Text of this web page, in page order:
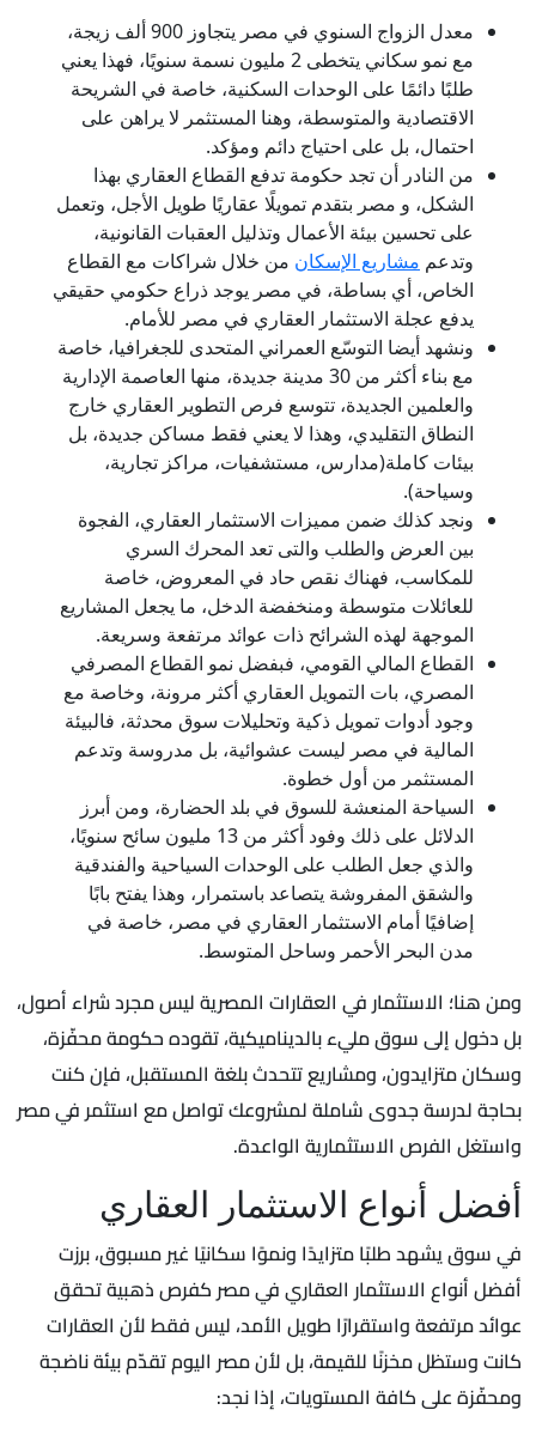
معدل الزواج السنوي في مصر يتجاوز 900 ألف زيجة،
مع نمو سكاني يتخطى 2 مليون نسمة سنويًا، فهذا يعني
طلبًا دائمًا على الوحدات السكنية، خاصة في الشريحة
الاقتصادية والمتوسطة، وهنا المستثمر لا يراهن على
احتمال، بل على احتياج دائم ومؤكد.
من النادر أن تجد حكومة تدفع القطاع العقاري بهذا
الشكل، و مصر بتقدم تمويلًا عقاريًا طويل الأجل، وتعمل
على تحسين بيئة الأعمال وتذليل العقبات القانونية،
وتدعم مشاريع الإسكان من خلال شراكات مع القطاع
الخاص، أي بساطة، في مصر يوجد ذراع حكومي حقيقي
يدفع عجلة الاستثمار العقاري في مصر للأمام.
ونشهد أيضا التوسّع العمراني المتحدى للجغرافيا، خاصة
مع بناء أكثر من 30 مدينة جديدة، منها العاصمة الإدارية
والعلمين الجديدة، تتوسع فرص التطوير العقاري خارج
النطاق التقليدي، وهذا لا يعني فقط مساكن جديدة، بل
بيئات كاملة(مدارس، مستشفيات، مراكز تجارية،
وسياحة).
ونجد كذلك ضمن مميزات الاستثمار العقاري، الفجوة
بين العرض والطلب والتى تعد المحرك السري
للمكاسب، فهناك نقص حاد في المعروض، خاصة
للعائلات متوسطة ومنخفضة الدخل، ما يجعل المشاريع
الموجهة لهذه الشرائح ذات عوائد مرتفعة وسريعة.
القطاع المالي القومي، فبفضل نمو القطاع المصرفي
المصري، بات التمويل العقاري أكثر مرونة، وخاصة مع
وجود أدوات تمويل ذكية وتحليلات سوق محدثة، فالبيئة
المالية في مصر ليست عشوائية، بل مدروسة وتدعم
المستثمر من أول خطوة.
السياحة المنعشة للسوق في بلد الحضارة، ومن أبرز
الدلائل على ذلك وفود أكثر من 13 مليون سائح سنويًا،
والذي جعل الطلب على الوحدات السياحية والفندقية
والشقق المفروشة يتصاعد باستمرار، وهذا يفتح بابًا
إضافيًا أمام الاستثمار العقاري في مصر، خاصة في
مدن البحر الأحمر وساحل المتوسط.
ومن هنا؛ الاستثمار في العقارات المصرية ليس مجرد شراء أصول،
بل دخول إلى سوق مليء بالديناميكية، تقوده حكومة محفّزة،
وسكان متزايدون، ومشاريع تتحدث بلغة المستقبل، فإن كنت
بحاجة لدرسة جدوى شاملة لمشروعك تواصل مع استثمر في مصر
واستغل الفرص الاستثمارية الواعدة.
أفضل أنواع الاستثمار العقاري
في سوق يشهد طلبًا متزايدًا ونموًا سكانيًا غير مسبوق، برزت
أفضل أنواع الاستثمار العقاري في مصر كفرص ذهبية تحقق
عوائد مرتفعة واستقرارًا طويل الأمد، ليس فقط لأن العقارات
كانت وستظل مخزنًا للقيمة، بل لأن مصر اليوم تقدّم بيئة ناضجة
ومحفّزة على كافة المستويات، إذا نجد: